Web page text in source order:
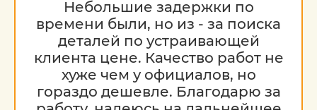
Небольшие задержки по
времени были, но из - за поиска
деталей по устраивающей
клиента цене. Качество работ не
хуже чем у официалов, но
гораздо дешевле. Благодарю за